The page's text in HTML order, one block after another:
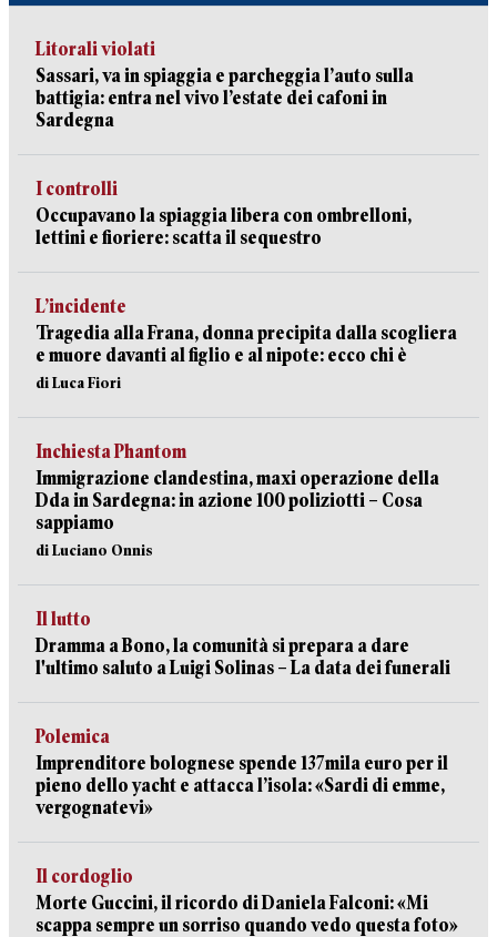
Litorali violati
Sassari, va in spiaggia e parcheggia l’auto sulla
battigia: entra nel vivo l’estate dei cafoni in
Sardegna
I controlli
Occupavano la spiaggia libera con ombrelloni,
lettini e fioriere: scatta il sequestro
L’incidente
Tragedia alla Frana, donna precipita dalla scogliera
e muore davanti al figlio e al nipote: ecco chi è
di Luca Fiori
Inchiesta Phantom
Immigrazione clandestina, maxi operazione della
Dda in Sardegna: in azione 100 poliziotti – Cosa
sappiamo
di Luciano Onnis
Il lutto
Dramma a Bono, la comunità si prepara a dare
l'ultimo saluto a Luigi Solinas – La data dei funerali
Polemica
Imprenditore bolognese spende 137mila euro per il
pieno dello yacht e attacca l’isola: «Sardi di emme,
vergognatevi»
Il cordoglio
Morte Guccini, il ricordo di Daniela Falconi: «Mi
scappa sempre un sorriso quando vedo questa foto»